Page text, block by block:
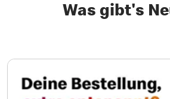
Was gibt's